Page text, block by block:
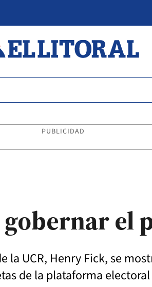
PUBLICIDAD
el
UCR, Henry Fick, se
de la plataforma